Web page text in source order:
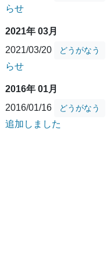
らせ
2021年 03月
2021/03/20
どうがなう
らせ
2016年 01月
2016/01/16
どうがなう
追加しました